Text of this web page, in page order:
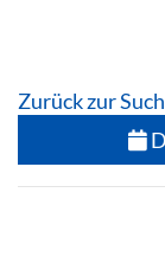
Zurück zur